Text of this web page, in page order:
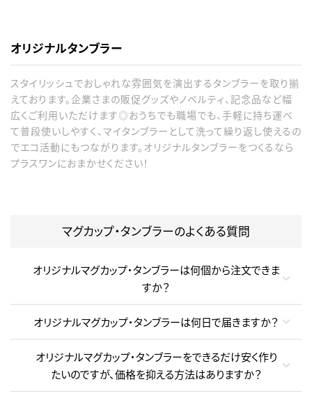
オリジナルタンブラー
スタイリッシュでおしゃれな雰囲気を演出するタンブラーを取り揃
えております。企業さまの販促グッズやノベルティ、記念品など幅
広くご利用いただけます◎おうちでも職場でも、手軽に持ち運べ
て普段使いしやすく、マイタンブラーとして洗って繰り返し使えるの
でエコ活動にもつながります。オリジナルタンブラーをつくるなら
プラスワンにおまかせください！
マグカップ・タンブラーのよくある質問
オリジナルマグカップ・タンブラーは何個から注文できま
すか？
オリジナルマグカップ・タンブラーは何日で届きますか？
オリジナルマグカップ・タンブラーをできるだけ安く作り
たいのですが、価格を抑える方法はありますか？